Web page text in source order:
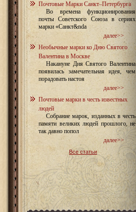
Почтовые Марки Санкт–Петербурга
Во времена функционирования
почты Советского Союза в сериях
марки «Санкт&nda
далее>>
Необычные марки ко Дню Святого
Валентина в Москве
Накануне Дня Святого Валентина
появилась замечательная идея, чем
порадовать настоя
далее>>
Почтовые марки в честь известных
людей
Собрание марок, изданных в честь
памяти великих людей прошлого, не
так давно попол
далее>>
Все статьи